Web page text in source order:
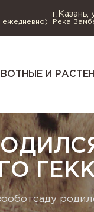
ежедневно)
г.Казань,
Река
И